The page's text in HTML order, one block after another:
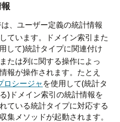
、ユーザー定義の統計情報
ています。ドメイン索引また
して)統計タイプに関連付け
たは列に関する操作によっ
報が操作されます。たとえ
ロシージャを使用して(統計タ
)ドメイン索引の統計情報を
ている統計タイプに対応する
集メソッドが起動されます。